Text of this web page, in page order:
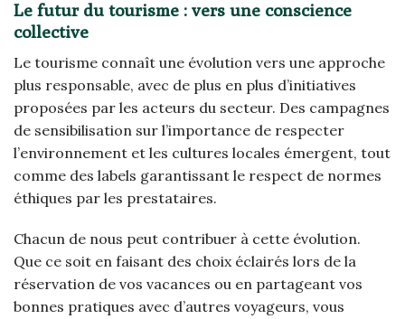
Le futur du tourisme : vers une conscience
collective
Le tourisme connaît une évolution vers une approche
plus responsable, avec de plus en plus d’initiatives
proposées par les acteurs du secteur. Des campagnes
de sensibilisation sur l’importance de respecter
l’environnement et les cultures locales émergent, tout
comme des labels garantissant le respect de normes
éthiques par les prestataires.
Chacun de nous peut contribuer à cette évolution.
Que ce soit en faisant des choix éclairés lors de la
réservation de vos vacances ou en partageant vos
bonnes pratiques avec d’autres voyageurs, vous